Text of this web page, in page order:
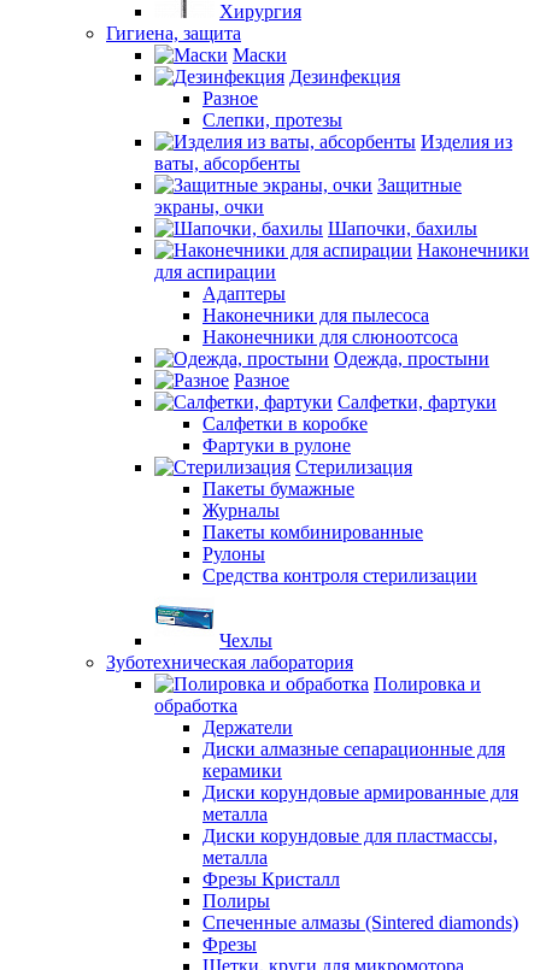
Хирургия
Гигиена, защита
Маски
Дезинфекция
Разное
Слепки, протезы
Изделия из
ваты, абсорбенты
Защитные
экраны, очки
Шапочки, бахилы
Наконечники
для аспирации
Адаптеры
Наконечники для пылесоса
Наконечники для слюноотсоса
Одежда, простыни
Разное
Салфетки, фартуки
Салфетки в коробке
Фартуки в рулоне
Стерилизация
Пакеты бумажные
Журналы
Пакеты комбинированные
Рулоны
Средства контроля стерилизации
Чехлы
Зуботехническая лаборатория
Полировка и
обработка
Держатели
Диски алмазные сепарационные для
керамики
Диски корундовые армированные для
металла
Диски корундовые для пластмассы,
металла
Фрезы Кристалл
Полиры
Спеченные алмазы (Sintered diamonds)
Фрезы
Щетки, круги для микромотора